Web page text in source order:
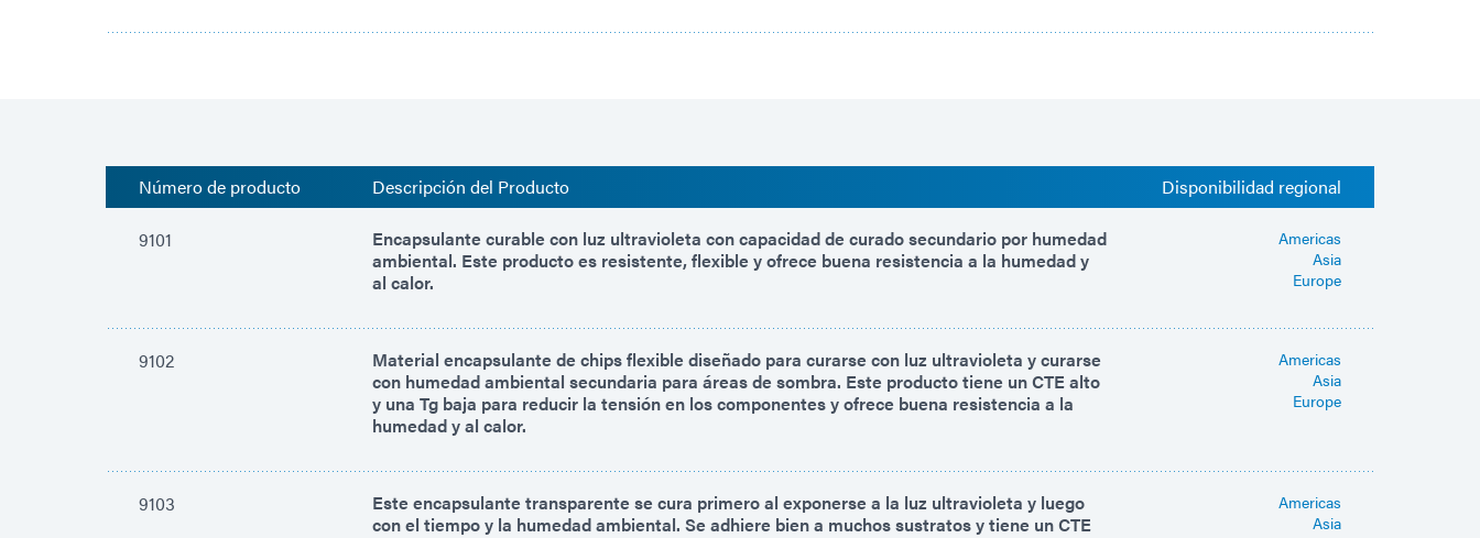
Número de producto Descripción del Producto Disponibilidad regional
9101
Encapsulante curable con luz ultravioleta con capacidad de curado secundario por humedad
ambiental. Este producto es resistente, flexible y ofrece buena resistencia a la humedad y
al calor.
Americas
Asia
Europe
9102
Material encapsulante de chips flexible diseñado para curarse con luz ultravioleta y curarse
con humedad ambiental secundaria para áreas de sombra. Este producto tiene un CTE alto
y una Tg baja para reducir la tensión en los componentes y ofrece buena resistencia a la
humedad y al calor.
Americas
Asia
Europe
9103
Este encapsulante transparente se cura primero al exponerse a la luz ultravioleta y luego
con el tiempo y la humedad ambiental. Se adhiere bien a muchos sustratos y tiene un CTE
Americas
Asia